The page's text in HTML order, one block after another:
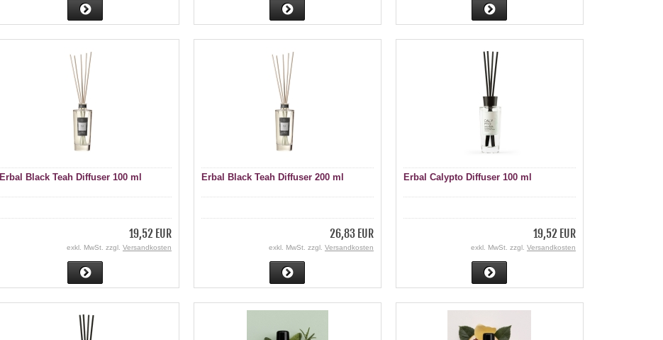
Erbal Black Teah Diffuser 100 ml
19,52 EUR
exkl. MwSt. zzgl. Versandkosten
Erbal Black Teah Diffuser 200 ml
26,83 EUR
exkl. MwSt. zzgl. Versandkosten
Erbal Calypto Diffuser 100 ml
19,52 EUR
exkl. MwSt. zzgl. Versandkosten